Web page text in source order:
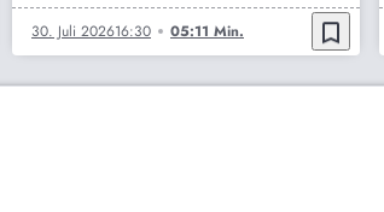
30. Juli 202616:30 05:11 Min. bookmark_border